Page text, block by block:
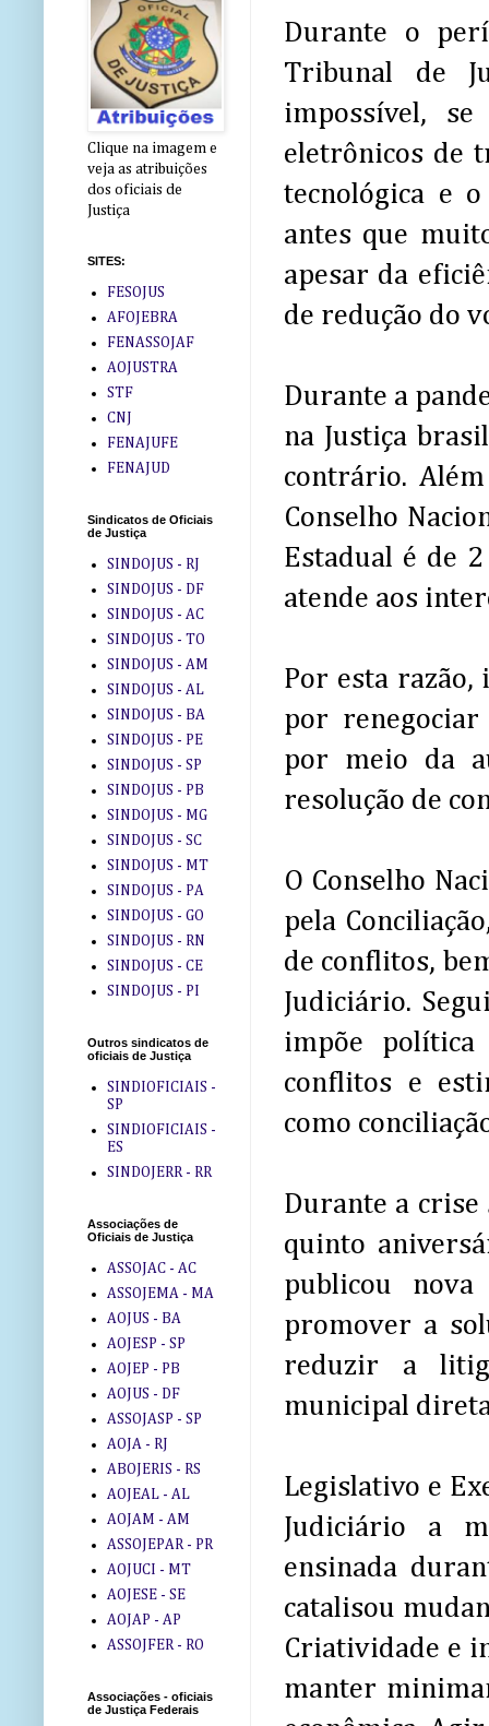
Durante o
Tribunal de
impossível,
eletrônicos de
tecnológica e
antes que
apesar da
de redução do
Durante a
na Justiça
contrário.
Conselho
Estadual é de
atende aos
Por esta razão,
por
por meio da
resolução de
O Conselho
pela
de conflitos,
Judiciário.
impõe política
conflitos e
como
Durante a crise
quinto
publicou
promover a
reduzir a
municipal
Legislativo e
Judiciário a
ensinada
catalisou
Criatividade e
manter
Clique na imagem e
veja as atribuições
dos oficiais de
Justiça
SITES:
FESOJUS
AFOJEBRA
FENASSOJAF
AOJUSTRA
STF
CNJ
FENAJUFE
FENAJUD
Sindicatos de Oficiais
de Justiça
SINDOJUS - RJ
SINDOJUS - DF
SINDOJUS - AC
SINDOJUS - TO
SINDOJUS - AM
SINDOJUS - AL
SINDOJUS - BA
SINDOJUS - PE
SINDOJUS - SP
SINDOJUS - PB
SINDOJUS - MG
SINDOJUS - SC
SINDOJUS - MT
SINDOJUS - PA
SINDOJUS - GO
SINDOJUS - RN
SINDOJUS - CE
SINDOJUS - PI
Outros sindicatos de
oficiais de Justiça
SINDIOFICIAIS -
SP
SINDIOFICIAIS -
ES
SINDOJERR - RR
Associações de
Oficiais de Justiça
ASSOJAC - AC
ASSOJEMA - MA
AOJUS - BA
AOJESP - SP
AOJEP - PB
AOJUS - DF
ASSOJASP - SP
AOJA - RJ
ABOJERIS - RS
AOJEAL - AL
AOJAM - AM
ASSOJEPAR - PR
AOJUCI - MT
AOJESE - SE
AOJAP - AP
ASSOJFER - RO
Associações - oficiais
de Justiça Federais